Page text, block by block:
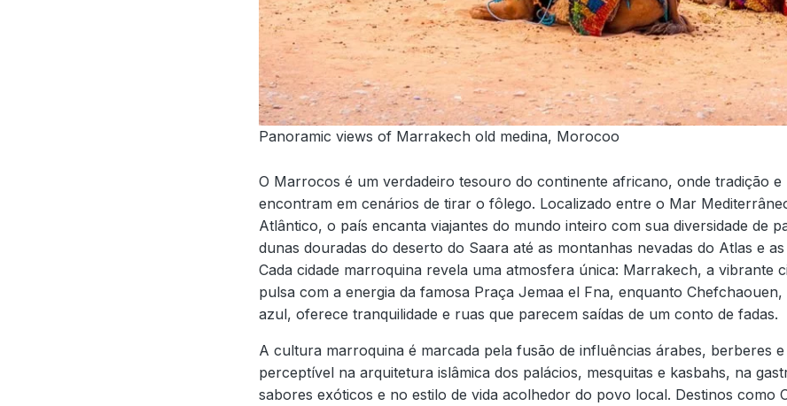
Panoramic views of Marrakech old medina, Morocoo
O Marrocos é um verdadeiro tesouro do continente africano, onde tradição e
encontram em cenários de tirar o fôlego. Localizado entre o Mar
Atlântico, o país encanta viajantes do mundo inteiro com sua diversidade de
dunas douradas do deserto do Saara até as montanhas nevadas do Atlas e
Cada cidade marroquina revela uma atmosfera única: Marrakech, a vibrante
pulsa com a energia da famosa Praça Jemaa el Fna, enquanto Chefchaouen,
azul, oferece tranquilidade e ruas que parecem saídas de um conto de fadas.
A cultura marroquina é marcada pela fusão de influências árabes, berberes
perceptível na arquitetura islâmica dos palácios, mesquitas e kasbahs, na
sabores exóticos e no estilo de vida acolhedor do povo local. Destinos como